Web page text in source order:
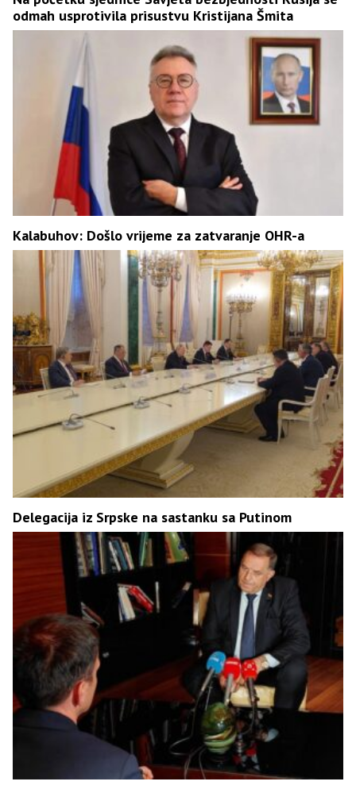
odmah usprotivila prisustvu Kristijana Šmita
Kalabuhov: Došlo vrijeme za zatvaranje OHR-a
Delegacija iz Srpske na sastanku sa Putinom